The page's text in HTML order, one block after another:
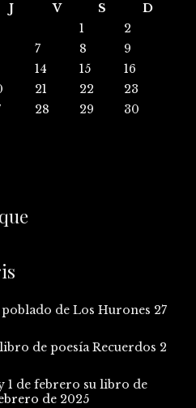
J V S
D
1
2
7 8
9
14 15
16
21 22
23
28 29
30
de Los Hurones 27
de poesía Recuerdos 2
1 de febrero su libro de
de 2025